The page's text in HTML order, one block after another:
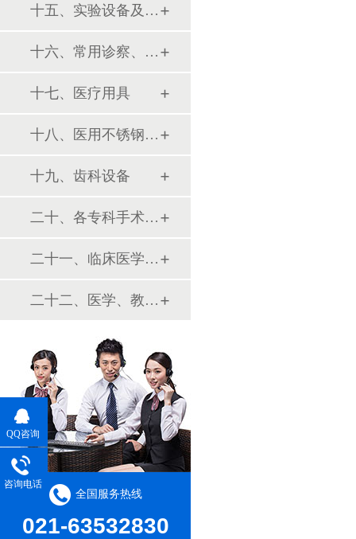
十五、实验设备及环保仪器
十六、常用诊察、检查器械
十七、医疗用具
十八、医用不锈钢制品
十九、齿科设备
二十、各专科手术器械包
二十一、临床医学训练模型
二十二、医学、教学模型
全国服务热线
021-63532830
QQ咨询
咨询电话